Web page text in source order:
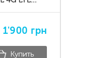
1'900 грн
Купить